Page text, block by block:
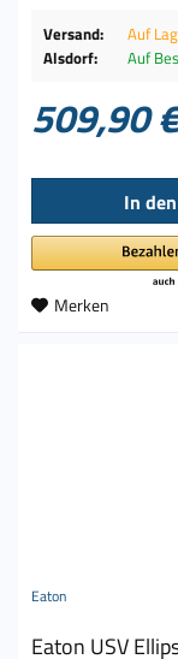
Versand:
Auf
Alsdorf:
Auf
509,90
In den
Merken
Eaton
Eaton USV